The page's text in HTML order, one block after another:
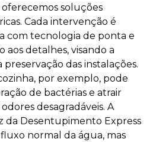
soluções
Cada intervenção é
com tecnologia de ponta e
aos detalhes, visando a
das instalações.
por exemplo, pode
de bactérias e atrair
desagradáveis. A
da Desentupimento Express
normal da água, mas